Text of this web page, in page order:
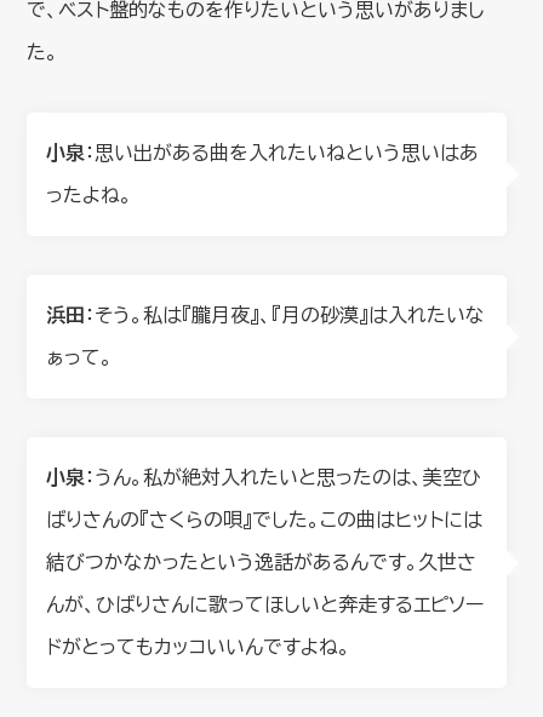
で、ベスト盤的なものを作りたいという思いがありまし
た。
小泉 ：思い出がある曲を入れたいねという思いはあ
ったよね。
浜田 ：そう。私は『朧月夜』、『月の砂漠』は入れたいな
ぁって。
小泉 ：うん。私が絶対入れたいと思ったのは、美空ひ
ばりさんの『さくらの唄』でした。この曲はヒットには
結びつかなかったという逸話があるんです。久世さ
んが、ひばりさんに歌ってほしいと奔走するエピソー
ドがとってもカッコいいんですよね。